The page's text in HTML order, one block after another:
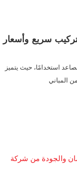
سريع وأسعار
استخدامًا، حيث يتميز
المباني